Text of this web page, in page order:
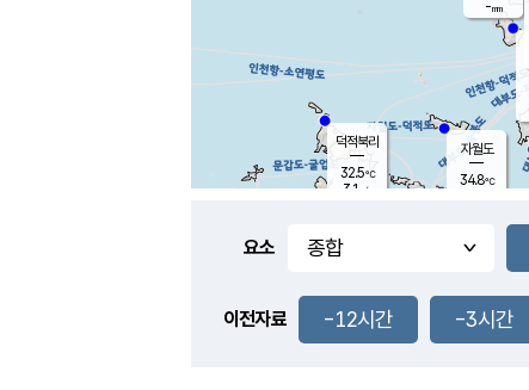
1.4
자월도
34.8℃
-mm
-
덕적북리
32.5℃
3.1 m/s
요소
이전자료 -12시간 -3시간